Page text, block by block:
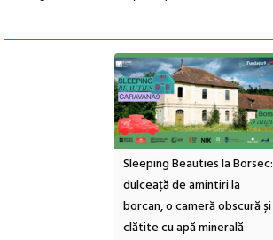
Sleeping Beauties la Borsec:
dulceață de amintiri la
borcan, o cameră obscură și
clătite cu apă minerală